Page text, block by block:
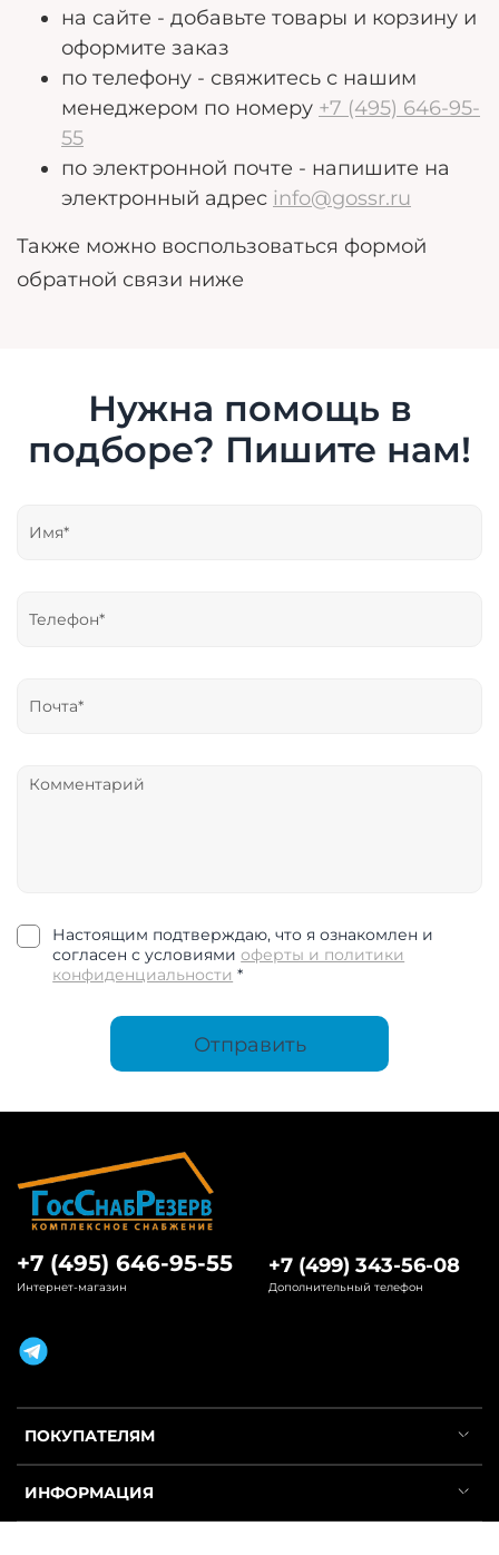
на сайте - добавьте товары и корзину и
оформите заказ
по телефону - свяжитесь с нашим
менеджером по номеру +7 (495) 646-95-
55
по электронной почте - напишите на
электронный адрес info@gossr.ru
Также можно воспользоваться формой
обратной связи ниже
Нужна помощь в
подборе? Пишите нам!
Настоящим подтверждаю, что я ознакомлен и
согласен с условиямиоферты и политики
конфиденциальности *
Отправить
ПОКУПАТЕЛЯМ
ИНФОРМАЦИЯ
+7 (495) 646-95-55
Интернет-магазин
+7 (499) 343-56-08
Дополнительный телефон